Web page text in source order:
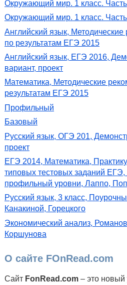
Окружающий мир. 1 класс.
Окружающий мир. 1 класс.
Английский язык,
по результатам ЕГЭ 2015
Английский язык, ЕГЭ 2016,
вариант, проект
Математика, Методические
результатам ЕГЭ 2015
Профильный
Базовый
Русский язык, ОГЭ 201,
проект
ЕГЭ 2014, Математика,
типовых тестовых заданий
профильный уровни, Лаппо,
Русский язык, 3 класс,
Канакиной, Горецкого
Экономический анализ,
Коршунова
О сайте FOnRead.com
Сайт FonRead.com– это новый